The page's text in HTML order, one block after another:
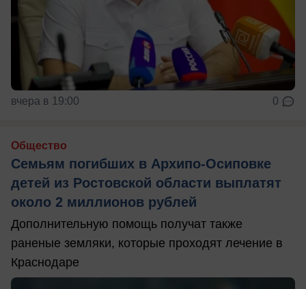
вчера в 19:00 0
Общество
Семьям погибших в Архипо-Осиповке
детей из Ростовской области выплатят
около 2 миллионов рублей
Дополнительную помощь получат также
раненые земляки, которые проходят лечение в
Краснодаре